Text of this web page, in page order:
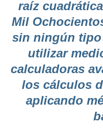
raíz
Mil
sin ningún
utilizar
calculadoras
los cálculos
aplicando